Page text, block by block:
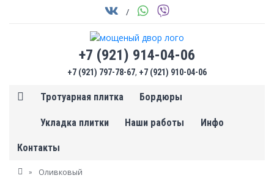
/
+7 (921) 914-04-06
+7 (921) 797-78-67, +7 (921) 910-04-06
Тротуарная плитка Бордюры
Укладка плитки Наши работы Инфо
Контакты
» Оливковый